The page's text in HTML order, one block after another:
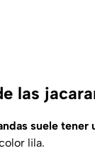
las
suele tener
lila.